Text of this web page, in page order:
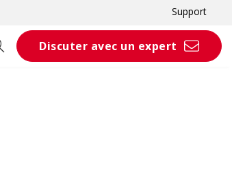
Support
Discuter avec un expert